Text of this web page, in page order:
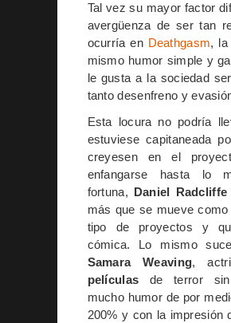
Tal vez su mayor factor
avergüenza de ser tan
ocurría en Deathgasm, la
mismo humor simple y
le gusta a la sociedad
tanto desenfreno y
Esta locura no podría
estuviese capitaneada
creyesen en el
enfangarse hasta lo
fortuna, Daniel Radcliffe
más que se mueve
tipo de proyectos y
cómica. Lo mismo
Samara Weaving,
películas de terror sin
mucho humor de por
200% y con la impresión